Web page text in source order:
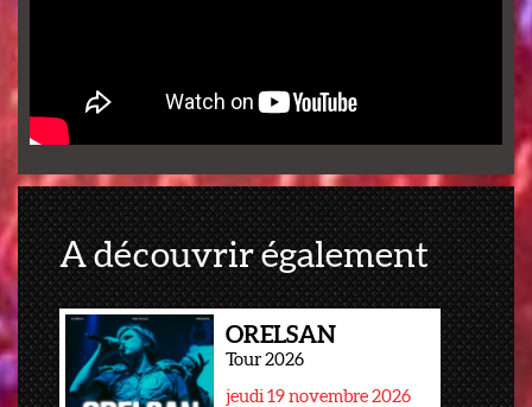
A découvrir également
ORELSAN
Tour 2026
jeudi 19 novembre 2026